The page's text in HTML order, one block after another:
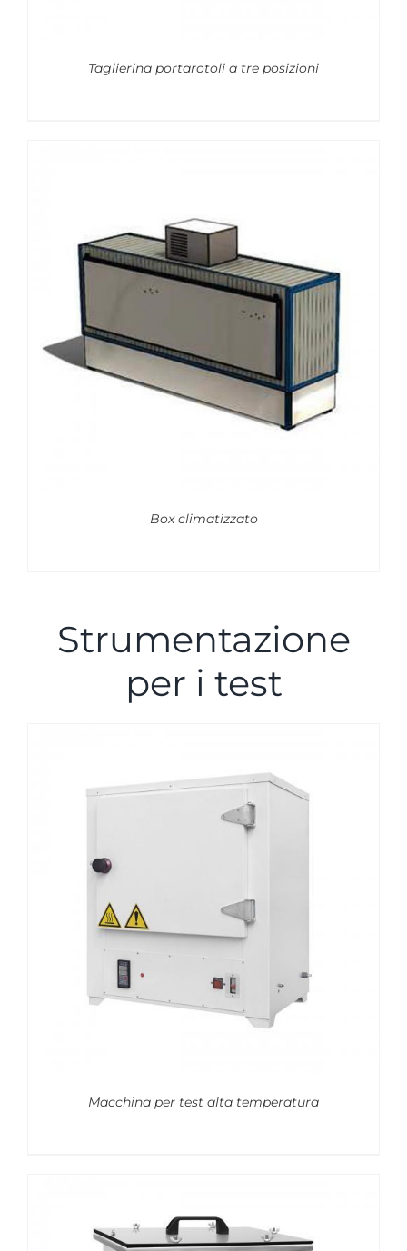
Taglierina portarotoli a tre posizioni
Box climatizzato
Strumentazione
per i test
Macchina per test alta temperatura